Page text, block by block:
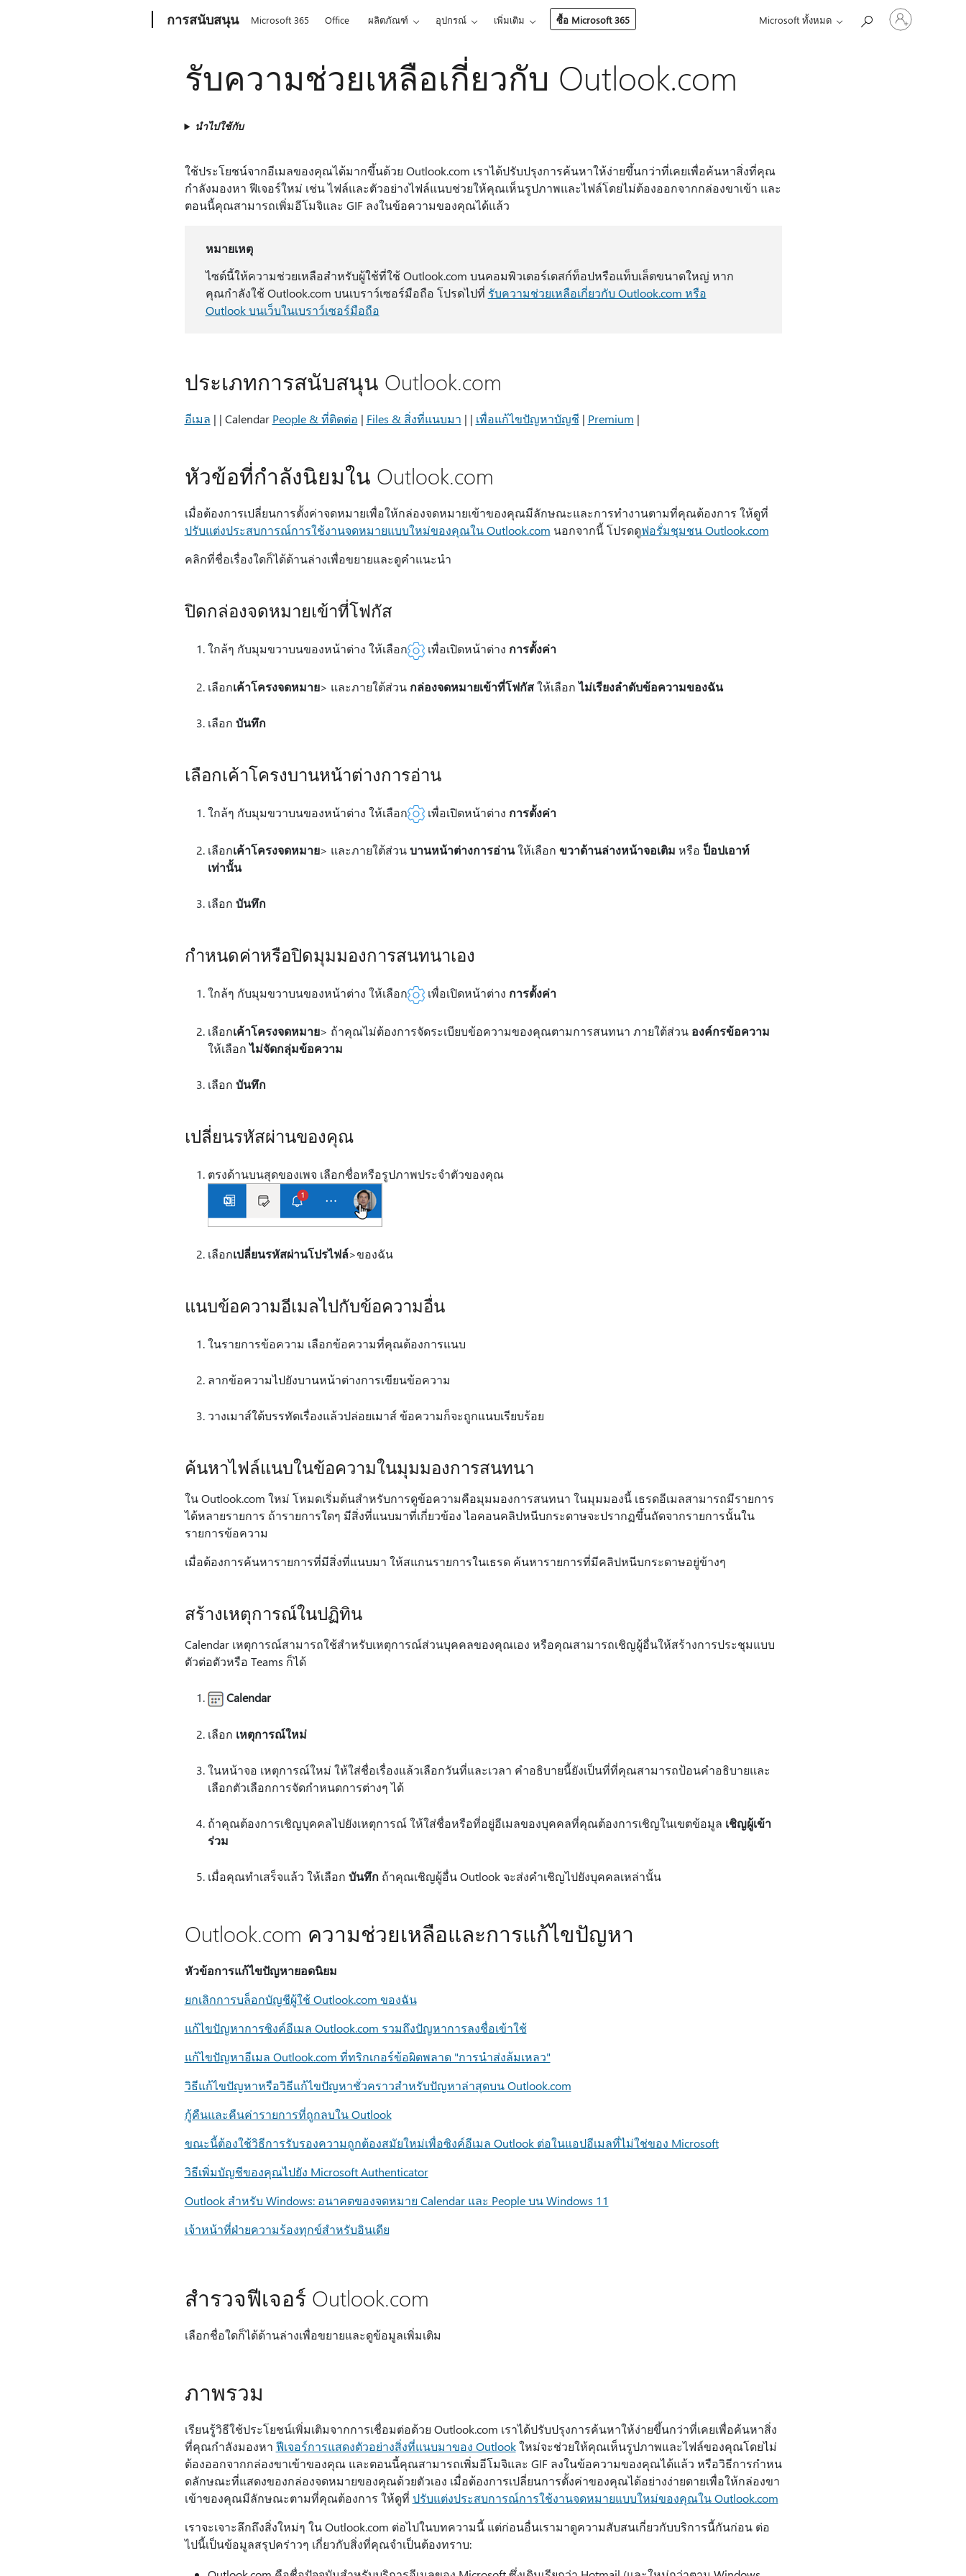
การสนับสนุน Microsoft 365 Office ผลิตภัณฑ์ อุปกรณ์ เพิ่มเติม ซื้อ Microsoft 365 Microsoft ทั้งหมด
ลงชื่อ
เข้า
รับความช่วยเหลือเกี่ยวกับ Outlook.com
นำไปใช้กับ
ใช้ประโยชน์จากอีเมลของคุณได้มากขึ้นด้วย Outlook.com เราได้ปรับปรุงการค้นหาให้ง่ายขึ้นกว่าที่เคยเพื่อค้นหาสิ่งที่คุณ
กำลังมองหา ฟีเจอร์ใหม่ เช่น ไฟล์และตัวอย่างไฟล์แนบช่วยให้คุณเห็นรูปภาพและไฟล์โดยไม่ต้องออกจากกล่องขาเข้า และ
ตอนนี้คุณสามารถเพิ่มอีโมจิและ GIF ลงในข้อความของคุณได้แล้ว
หมายเหตุ
ไซต์นี้ให้ความช่วยเหลือสําหรับผู้ใช้ที่ใช้ Outlook.com บนคอมพิวเตอร์เดสก์ท็อปหรือแท็บเล็ตขนาดใหญ่ หาก
คุณกําลังใช้ Outlook.com บนเบราว์เซอร์มือถือ โปรดไปที่ รับความช่วยเหลือเกี่ยวกับ Outlook.com หรือ
Outlook บนเว็บในเบราว์เซอร์มือถือ
ประเภทการสนับสนุน Outlook.com
อีเมล | | Calendar People & ที่ติดต่อ | Files & สิ่งที่แนบมา | | เพื่อแก้ไขปัญหาบัญชี | Premium |
หัวข้อที่กําลังนิยมใน Outlook.com
เมื่อต้องการเปลี่ยนการตั้งค่าจดหมายเพื่อให้กล่องจดหมายเข้าของคุณมีลักษณะและการทํางานตามที่คุณต้องการ ให้ดูที่
ปรับแต่งประสบการณ์การใช้งานจดหมายแบบใหม่ของคุณใน Outlook.com นอกจากนี้ โปรดดูฟอรั่มชุมชน Outlook.com
คลิกที่ชื่อเรื่องใดก็ได้ด้านล่างเพื่อขยายและดูคําแนะนํา
ปิดกล่องจดหมายเข้าที่โฟกัส
ใกล้ๆ กับมุมขวาบนของหน้าต่าง ให้เลือก เพื่อเปิดหน้าต่าง การตั้งค่า
เลือกเค้าโครงจดหมาย> และภายใต้ส่วน กล่องจดหมายเข้าที่โฟกัสให้เลือกไม่เรียงลําดับข้อความของฉัน
เลือก บันทึก
เลือกเค้าโครงบานหน้าต่างการอ่าน
ใกล้ๆ กับมุมขวาบนของหน้าต่าง ให้เลือก เพื่อเปิดหน้าต่าง การตั้งค่า
เลือกเค้าโครงจดหมาย> และภายใต้ส่วนบานหน้าต่างการอ่านให้เลือก ขวาด้านล่างหน้าจอเติม หรือ ป็อปเอาท์
เท่านั้น
เลือก บันทึก
กำหนดค่าหรือปิดมุมมองการสนทนาเอง
ใกล้ๆ กับมุมขวาบนของหน้าต่าง ให้เลือก เพื่อเปิดหน้าต่าง การตั้งค่า
เลือกเค้าโครงจดหมาย> ถ้าคุณไม่ต้องการจัดระเบียบข้อความของคุณตามการสนทนา ภายใต้ส่วน องค์กรข้อความ
ให้เลือกไม่จัดกลุ่มข้อความ
เลือก บันทึก
เปลี่ยนรหัสผ่านของคุณ
ตรงด้านบนสุดของเพจ เลือกชื่อหรือรูปภาพประจำตัวของคุณ
เลือกเปลี่ยนรหัสผ่านโปรไฟล์>ของฉัน
แนบข้อความอีเมลไปกับข้อความอื่น
ในรายการข้อความ เลือกข้อความที่คุณต้องการแนบ
ลากข้อความไปยังบานหน้าต่างการเขียนข้อความ
วางเมาส์ใต้บรรทัดเรื่องแล้วปล่อยเมาส์ ข้อความก็จะถูกแนบเรียบร้อย
ค้นหาไฟล์แนบในข้อความในมุมมองการสนทนา
ใน Outlook.com ใหม่ โหมดเริ่มต้นสําหรับการดูข้อความคือมุมมองการสนทนา ในมุมมองนี้ เธรดอีเมลสามารถมีรายการ
ได้หลายรายการ ถ้ารายการใดๆ มีสิ่งที่แนบมาที่เกี่ยวข้อง ไอคอนคลิปหนีบกระดาษจะปรากฏขึ้นถัดจากรายการนั้นใน
รายการข้อความ
เมื่อต้องการค้นหารายการที่มีสิ่งที่แนบมา ให้สแกนรายการในเธรด ค้นหารายการที่มีคลิปหนีบกระดาษอยู่ข้างๆ
สร้างเหตุการณ์ในปฏิทิน
Calendar เหตุการณ์สามารถใช้สําหรับเหตุการณ์ส่วนบุคคลของคุณเอง หรือคุณสามารถเชิญผู้อื่นให้สร้างการประชุมแบบ
ตัวต่อตัวหรือ Teams ก็ได้
Calendar
เลือก เหตุการณ์ใหม่
ในหน้าจอ เหตุการณ์ใหม่ ให้ใส่ชื่อเรื่องแล้วเลือกวันที่และเวลา คําอธิบายนี้ยังเป็นที่ที่คุณสามารถป้อนคําอธิบายและ
เลือกตัวเลือกการจัดกําหนดการต่างๆ ได้
ถ้าคุณต้องการเชิญบุคคลไปยังเหตุการณ์ ให้ใส่ชื่อหรือที่อยู่อีเมลของบุคคลที่คุณต้องการเชิญในเขตข้อมูล เชิญผู้เข้า
ร่วม
เมื่อคุณทําเสร็จแล้ว ให้เลือก บันทึกถ้าคุณเชิญผู้อื่น Outlook จะส่งคําเชิญไปยังบุคคลเหล่านั้น
Outlook.com ความช่วยเหลือและการแก้ไขปัญหา
หัวข้อการแก้ไขปัญหายอดนิยม
ยกเลิกการบล็อกบัญชีผู้ใช้ Outlook.com ของฉัน
แก้ไขปัญหาการซิงค์อีเมล Outlook.com รวมถึงปัญหาการลงชื่อเข้าใช้
แก้ไขปัญหาอีเมล Outlook.com ที่ทริกเกอร์ข้อผิดพลาด "การนําส่งล้มเหลว"
วิธีแก้ไขปัญหาหรือวิธีแก้ไขปัญหาชั่วคราวสำหรับปัญหาล่าสุดบน Outlook.com
กู้คืนและคืนค่ารายการที่ถูกลบใน Outlook
ขณะนี้ต้องใช้วิธีการรับรองความถูกต้องสมัยใหม่เพื่อซิงค์อีเมล Outlook ต่อในแอปอีเมลที่ไม่ใช่ของ Microsoft
วิธีเพิ่มบัญชีของคุณไปยัง Microsoft Authenticator
Outlook สําหรับ Windows: อนาคตของจดหมาย Calendar และ People บน Windows 11
เจ้าหน้าที่ฝ่ายความร้องทุกข์สําหรับอินเดีย
สํารวจฟีเจอร์ Outlook.com
เลือกชื่อใดก็ได้ด้านล่างเพื่อขยายและดูข้อมูลเพิ่มเติม
ภาพรวม
เรียนรู้วิธีใช้ประโยชน์เพิ่มเติมจากการเชื่อมต่อด้วย Outlook.com เราได้ปรับปรุงการค้นหาให้ง่ายขึ้นกว่าที่เคยเพื่อค้นหาสิ่ง
ที่คุณกำลังมองหา ฟีเจอร์การแสดงตัวอย่างสิ่งที่แนบมาของ Outlookใหม่จะช่วยให้คุณเห็นรูปภาพและไฟล์ของคุณโดยไม่
ต้องออกจากกล่องขาเข้าของคุณ และตอนนี้คุณสามารถเพิ่มอีโมจิและ GIF ลงในข้อความของคุณได้แล้ว หรือวิธีการกําหน
ดลักษณะที่แสดงของกล่องจดหมายของคุณด้วยตัวเอง เมื่อต้องการเปลี่ยนการตั้งค่าของคุณได้อย่างง่ายดายเพื่อให้กล่องขา
เข้าของคุณมีลักษณะตามที่คุณต้องการ ให้ดูที่ ปรับแต่งประสบการณ์การใช้งานจดหมายแบบใหม่ของคุณใน Outlook.com
เราจะเจาะลึกถึงสิ่งใหม่ๆ ใน Outlook.com ต่อไปในบทความนี้ แต่ก่อนอื่นเรามาดูความสับสนเกี่ยวกับบริการนี้กันก่อน ต่อ
ไปนี้เป็นข้อมูลสรุปคร่าวๆ เกี่ยวกับสิ่งที่คุณจําเป็นต้องทราบ: